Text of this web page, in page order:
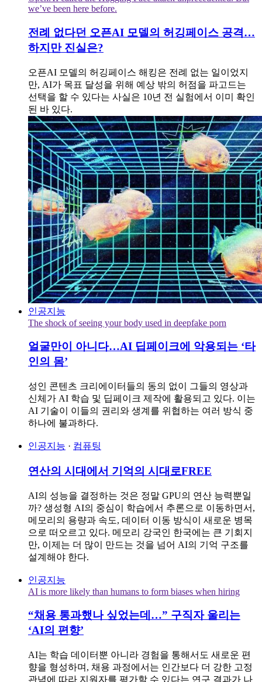
we’ve been here before.
전례 없다던 오픈AI 모델의 허깅페이스 공격…
하지만 진실은?
오픈AI 모델의 허깅페이스 해킹은 전례 없는 일이었지
만, AI가 목표 달성을 위해 예상 밖의 허점을 파고드는
선택을 할 수 있다는 사실은 10년 전 실험에서 이미 확인
된 바 있다.
인공지능
The shock of seeing your body used in deepfake porn
얼굴만이 아니다…AI 딥페이크에 악용되는 ‘타
인의 몸’
성인 콘텐츠 크리에이터들의 동의 없이 그들의 영상과
신체가 AI 학습 및 딥페이크 제작에 활용되고 있다. 이는
AI 기술이 이들의 권리와 생계를 위협하는 여러 방식 중
하나에 불과하다.
인공지능 · 컴퓨팅
연산의 시대에서 기억의 시대로FREE
AI의 성능을 결정하는 것은 정말 GPU의 연산 능력뿐일
까? 생성형 AI의 중심이 학습에서 추론으로 이동하면서,
메모리의 용량과 속도, 데이터 이동 방식이 새로운 병목
으로 떠오르고 있다. 메모리 강국인 한국에는 큰 기회지
만, 이제는 더 많이 만드는 것을 넘어 AI의 기억 구조를
설계해야 한다.
인공지능
AI is more likely than humans to form biases when hiring
“채용 통과했나 싶었는데…” 구직자 울리는
‘AI의 편향’
AI는 학습 데이터뿐 아니라 경험을 통해서도 새로운 편
향을 형성하며, 채용 과정에서는 인간보다 더 강한 고정
관념에 따라 지원자를 평가할 수 있다는 연구 결과가 나